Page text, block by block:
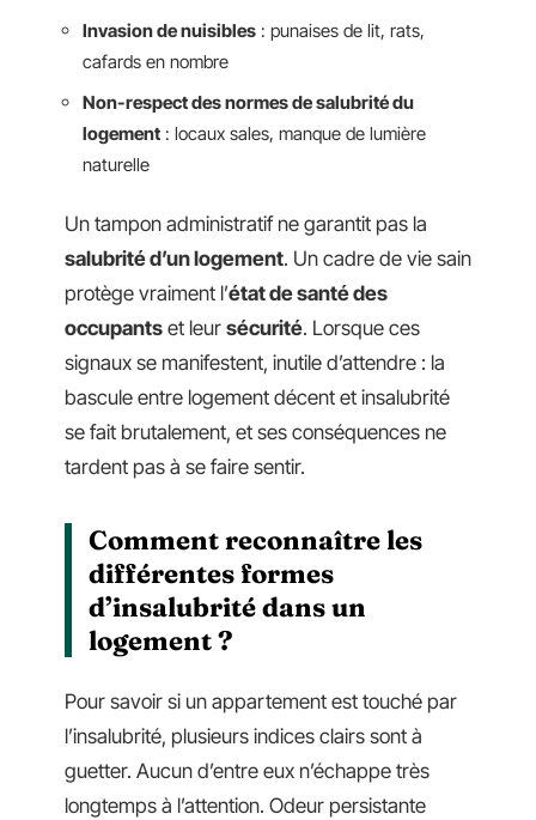
Invasion de nuisibles : punaises de lit, rats,
cafards en nombre
Non-respect des normes de salubrité du
logement : locaux sales, manque de lumière
naturelle
Un tampon administratif ne garantit pas la
salubrité d’un logement. Un cadre de vie sain
protège vraiment l’état de santé des
occupants et leur sécurité. Lorsque ces
signaux se manifestent, inutile d’attendre : la
bascule entre logement décent et insalubrité
se fait brutalement, et ses conséquences ne
tardent pas à se faire sentir.
Comment reconnaître les
différentes formes
d’insalubrité dans un
logement ?
Pour savoir si un appartement est touché par
l’insalubrité, plusieurs indices clairs sont à
guetter. Aucun d’entre eux n’échappe très
longtemps à l’attention. Odeur persistante